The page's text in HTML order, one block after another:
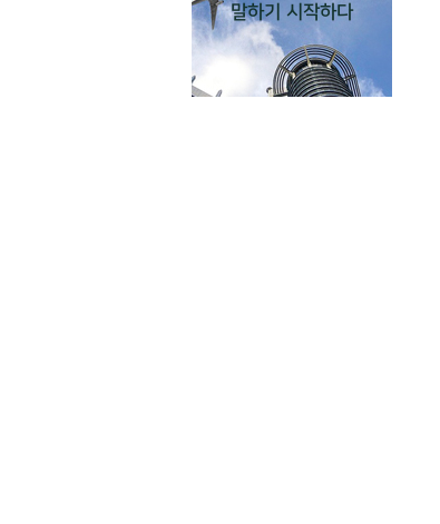
말하기 시작하다